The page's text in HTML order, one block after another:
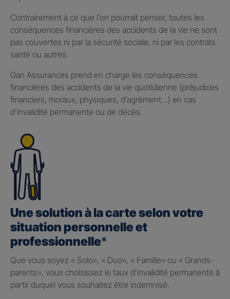
Contrairement à ce que l’on pourrait penser, toutes les
conséquences financières des accidents de la vie ne sont
pas couvertes ni par la sécurité sociale, ni par les contrats
santé ou autres.
Gan Assurances prend en charge les conséquences
financières des accidents de la vie quotidienne (préjudices
financiers, moraux, physiques, d’agrément…) en cas
d’invalidité permanente ou de décès.
Une solution à la carte selon votre
situation personnelle et
professionnelle*
Que vous soyez « Solo», « Duo», « Famille» ou « Grands-
parents», vous choisissez le taux d’invalidité permanente à
partir duquel vous souhaitez être indemnisé.